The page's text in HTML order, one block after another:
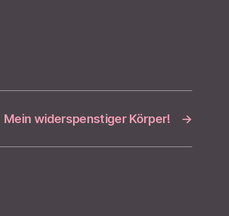
→
Mein widerspenstiger Körper!